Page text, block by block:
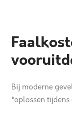
Bij moderne
“oplossen tijdens